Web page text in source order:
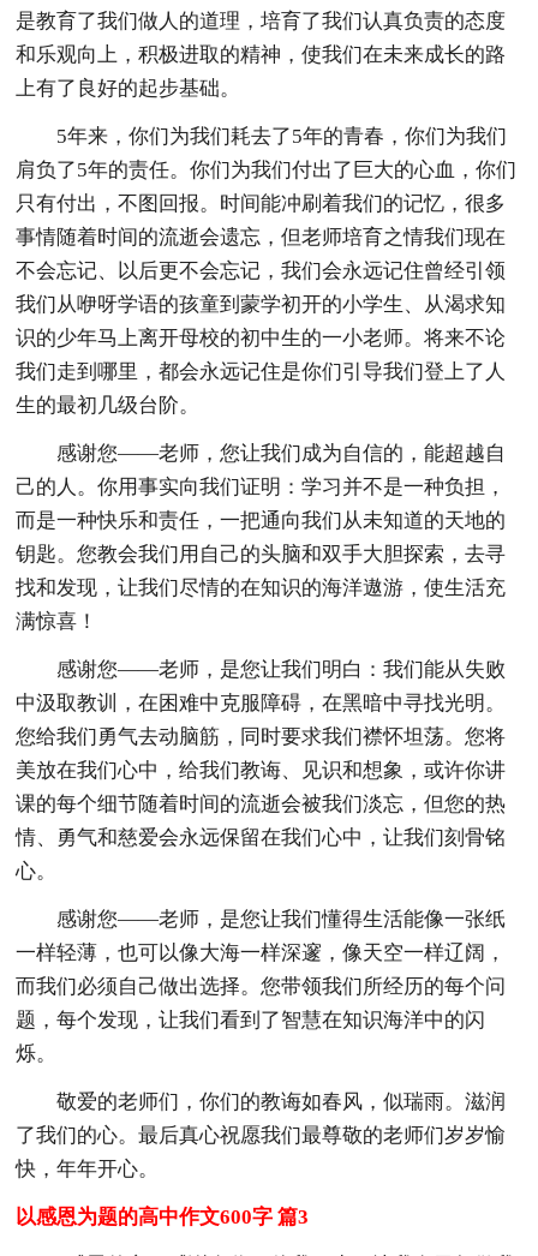
是教育了我们做人的道理，培育了我们认真负责的态度
和乐观向上，积极进取的精神，使我们在未来成长的路
上有了良好的起步基础。
5年来，你们为我们耗去了5年的青春，你们为我们
肩负了5年的责任。你们为我们付出了巨大的心血，你们
只有付出，不图回报。时间能冲刷着我们的记忆，很多
事情随着时间的流逝会遗忘，但老师培育之情我们现在
不会忘记、以后更不会忘记，我们会永远记住曾经引领
我们从咿呀学语的孩童到蒙学初开的小学生、从渴求知
识的少年马上离开母校的初中生的一小老师。将来不论
我们走到哪里，都会永远记住是你们引导我们登上了人
生的最初几级台阶。
感谢您——老师，您让我们成为自信的，能超越自
己的人。你用事实向我们证明：学习并不是一种负担，
而是一种快乐和责任，一把通向我们从未知道的天地的
钥匙。您教会我们用自己的头脑和双手大胆探索，去寻
找和发现，让我们尽情的在知识的海洋遨游，使生活充
满惊喜！
感谢您——老师，是您让我们明白：我们能从失败
中汲取教训，在困难中克服障碍，在黑暗中寻找光明。
您给我们勇气去动脑筋，同时要求我们襟怀坦荡。您将
美放在我们心中，给我们教诲、见识和想象，或许你讲
课的每个细节随着时间的流逝会被我们淡忘，但您的热
情、勇气和慈爱会永远保留在我们心中，让我们刻骨铭
心。
感谢您——老师，是您让我们懂得生活能像一张纸
一样轻薄，也可以像大海一样深邃，像天空一样辽阔，
而我们必须自己做出选择。您带领我们所经历的每个问
题，每个发现，让我们看到了智慧在知识海洋中的闪
烁。
敬爱的老师们，你们的教诲如春风，似瑞雨。滋润
了我们的心。最后真心祝愿我们最尊敬的老师们岁岁愉
快，年年开心。
以感恩为题的高中作文600字 篇3